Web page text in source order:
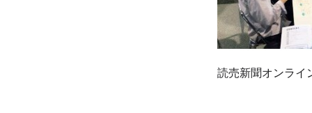
読売新聞オンライ